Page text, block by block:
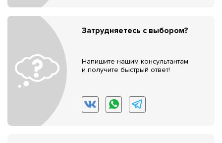
Затрудняетесь с выбором?
Напишите нашим консультантам
и получите быстрый ответ!